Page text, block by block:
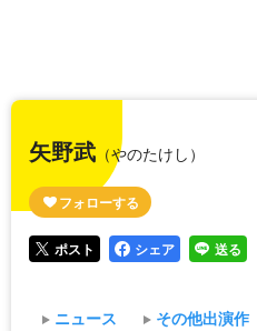
矢野武 （やのたけし）
ポスト シェア 送る
ニュース その他出演作